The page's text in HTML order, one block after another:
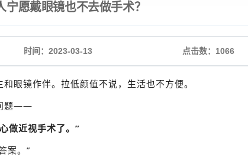
愿戴眼镜也不去做手术？
时间：2023-03-13 点击数： 1066
眼镜作伴。拉低颜值不说，生活也不方便。
题——
做近视手术了。”
案。”